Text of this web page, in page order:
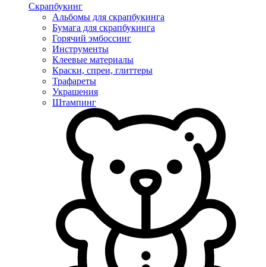
Скрапбукинг
Альбомы для скрапбукинга
Бумага для скрапбукинга
Горячий эмбоссинг
Инструменты
Клеевые материалы
Краски, спреи, глиттеры
Трафареты
Украшения
Штампинг